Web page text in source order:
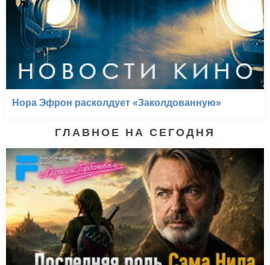
Нора Эфрон расколдует «Заколдованную»
ГЛАВНОЕ НА СЕГОДНЯ